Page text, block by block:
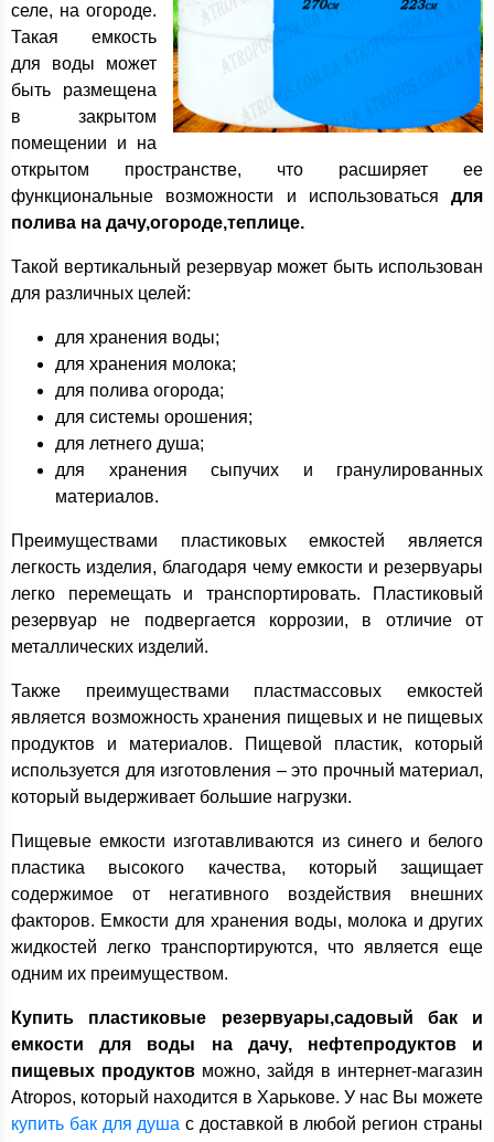
селе, на огороде.
Такая емкость
для воды может
быть размещена
в закрытом
помещении и на
открытом пространстве, что расширяет ее
функциональные возможности и использоваться для
полива на дачу,огороде,теплице.
Такой вертикальный резервуар может быть использован
для различных целей:
для хранения воды;
для хранения молока;
для полива огорода;
для системы орошения;
для летнего душа;
для хранения сыпучих и гранулированных
материалов.
Преимуществами пластиковых емкостей является
легкость изделия, благодаря чему емкости и резервуары
легко перемещать и транспортировать. Пластиковый
резервуар не подвергается коррозии, в отличие от
металлических изделий.
Также преимуществами пластмассовых емкостей
является возможность хранения пищевых и не пищевых
продуктов и материалов. Пищевой пластик, который
используется для изготовления – это прочный материал,
который выдерживает большие нагрузки.
Пищевые емкости изготавливаются из синего и белого
пластика высокого качества, который защищает
содержимое от негативного воздействия внешних
факторов. Емкости для хранения воды, молока и других
жидкостей легко транспортируются, что является еще
одним их преимуществом.
Купить пластиковые резервуары,садовый бак и
емкости для воды на дачу, нефтепродуктов и
пищевых продуктов можно, зайдя в интернет-магазин
Atropos, который находится в Харькове. У нас Вы можете
купить бак для душа с доставкой в любой регион страны